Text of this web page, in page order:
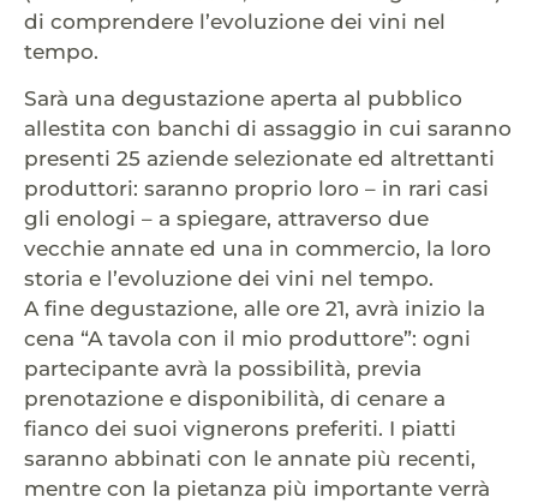
di comprendere l’evoluzione dei vini nel
tempo.
Sarà una degustazione aperta al pubblico
allestita con banchi di assaggio in cui saranno
presenti 25 aziende selezionate ed altrettanti
produttori: saranno proprio loro – in rari casi
gli enologi – a spiegare, attraverso due
vecchie annate ed una in commercio, la loro
storia e l’evoluzione dei vini nel tempo.
A fine degustazione, alle ore 21, avrà inizio la
cena “A tavola con il mio produttore”: ogni
partecipante avrà la possibilità, previa
prenotazione e disponibilità, di cenare a
fianco dei suoi vignerons preferiti. I piatti
saranno abbinati con le annate più recenti,
mentre con la pietanza più importante verrà